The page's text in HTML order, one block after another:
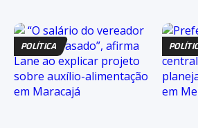
POLÍTICA